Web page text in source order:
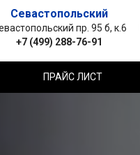
Севастопольский
пр. 95 б, к.6
+7 (499) 288-76-91
ПРАЙС ЛИСТ